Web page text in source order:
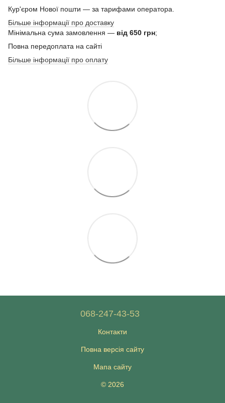
Кур'єром Нової пошти — за тарифами оператора.
Більше інформації про доставку
Мінімальна сума замовлення — від 650 грн;
Повна передоплата на сайті
Більше інформації про оплату
068-247-43-53
Контакти
Повна версія сайту
Мапа сайту
© 2026